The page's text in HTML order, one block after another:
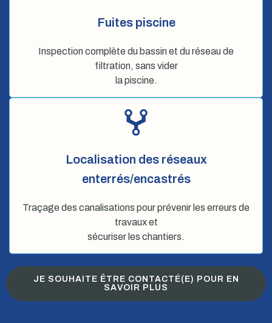
Fuites piscine
Inspection complète du bassin et du réseau de
filtration, sans vider
la piscine.
Localisation des réseaux
enterrés/encastrés
Traçage des canalisations pour prévenir les erreurs de
travaux et
sécuriser les chantiers.
JE SOUHAITE ÊTRE CONTACTÉ(E) POUR EN
SAVOIR PLUS